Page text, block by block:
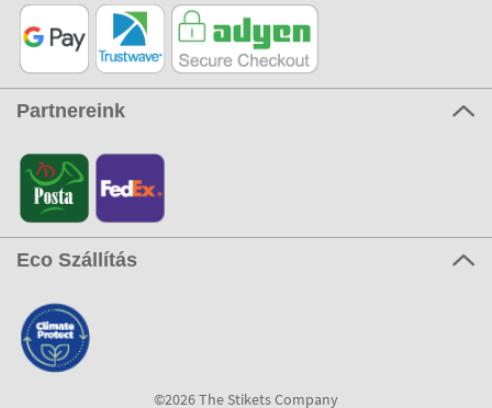
Partnereink
Eco Szállítás
©2026 The Stikets Company